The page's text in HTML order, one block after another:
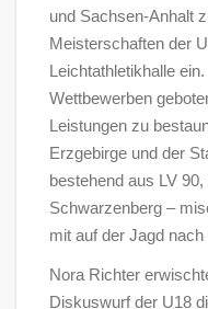
und Sachsen-Anhalt
Meisterschaften der
Leichtathletikhalle
Wettbewerben
Leistungen zu
Erzgebirge und der
bestehend aus LV
Schwarzenberg –
mit auf der Jagd
Nora Richter
Diskuswurf der U18